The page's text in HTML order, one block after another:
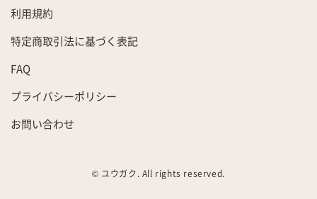
利用規約
特定商取引法に基づく表記
FAQ
プライバシーポリシー
お問い合わせ
© ユウガク. All rights reserved.